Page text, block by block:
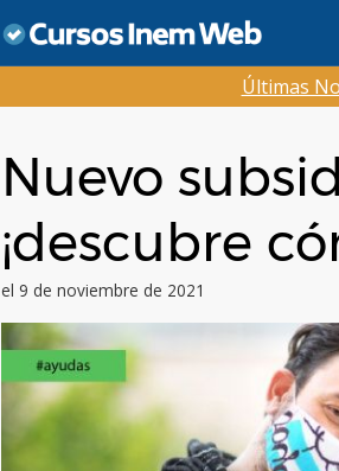
Últimas
Nuevo
¡descubre
el 9 de noviembre de 2021